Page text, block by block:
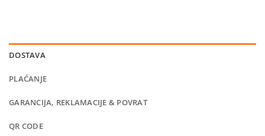
DOSTAVA
PLAĆANJE
GARANCIJA, REKLAMACIJE & POVRAT
QR CODE